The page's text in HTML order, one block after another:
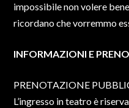
impossibile non volere
ricordano che vorremmo
INFORMAZIONI E
PRENOTAZIONE
L’ingresso in teatro è